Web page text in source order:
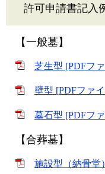
許可申請書記入
【一般墓】
芝生型 [PDFフ
壁型 [PDFファ
墓石型 [PDFフ
【合葬墓】
施設型（納骨堂